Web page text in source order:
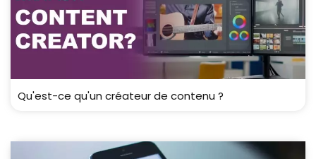
Qu'est-ce qu'un créateur de contenu ?